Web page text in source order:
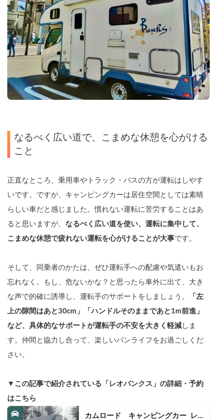
なるべく広い道で、こまめな休憩を心がける
こと
正直なところ、乗用車やトラック・バスの方が運転はしやす
いです。ですが、キャンピングカーは居住空間としては素晴
らしい車だと感じました。慣れない運転に苦労することはあ
ると思いますが、 なるべく広い道を使い、運転に集中して、
こまめな休憩で疲れない運転を心がけることが大事です。
そして、同乗者のかたは、ぜひ運転手への配慮や気遣いもお
忘れなく。もし、危ないかな？と思ったら車外に出て、大き
な声で的確に誘導し、運転手のサポートをしましょう。
「左
上の隙間はあと30cm」「ハンドルそのままであと1m前進」
など、具体的なサポートが運転手の不安を大きく軽減 しま
す。仲間と協力し合って、楽しいバンライフをお過ごしくだ
さい。
▼この記事で紹介されている「レオバンクス」の詳細・予約
はこちら
カムロード　キャンピングカー  レ